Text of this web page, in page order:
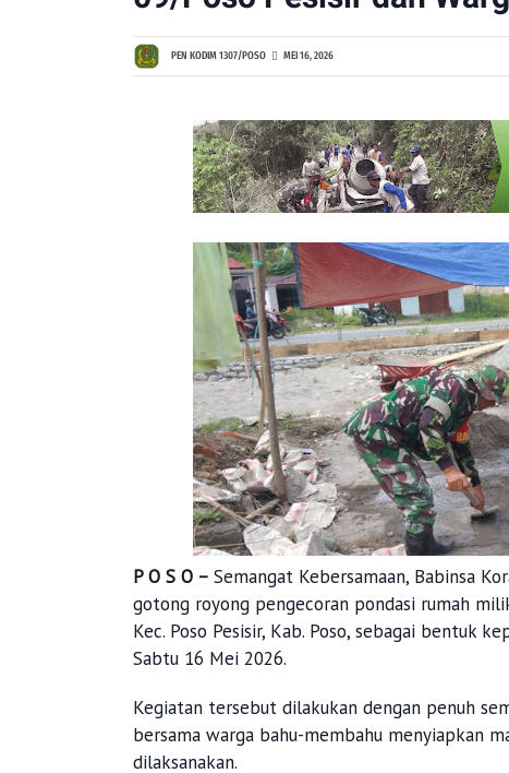
PEN KODIM 1307/POSO MEI 16, 2026
P O S O – Semangat Kebersamaan, Babinsa
gotong royong pengecoran pondasi rumah
Kec. Poso Pesisir, Kab. Poso, sebagai bentuk
Sabtu 16 Mei 2026.
Kegiatan tersebut dilakukan dengan penuh
bersama warga bahu-membahu menyiapkan
dilaksanakan.